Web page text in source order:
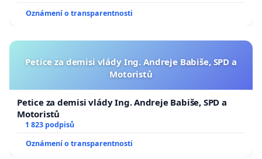
Oznámení o transparentnosti
Petice za demisi vlády Ing. Andreje Babiše, SPD a
Motoristů
Petice za demisi vlády Ing. Andreje Babiše, SPD a
Motoristů
1 823 podpisů
Oznámení o transparentnosti